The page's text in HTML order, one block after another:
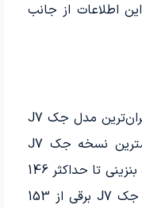
این اطلاعات از جانب
بازار چین نشان می‌دهد که قیمت گران‌ترین مدل جک J7
با موتور بنزینی تقریباً با قیمت کمترین نسخه جک J7
الکتریکی برابر است. هرچند که نسخه بنزینی تا حداکثر 146
هزار یوآن عرضه می‌شود، اما قیمت جک J7 برقی از 153